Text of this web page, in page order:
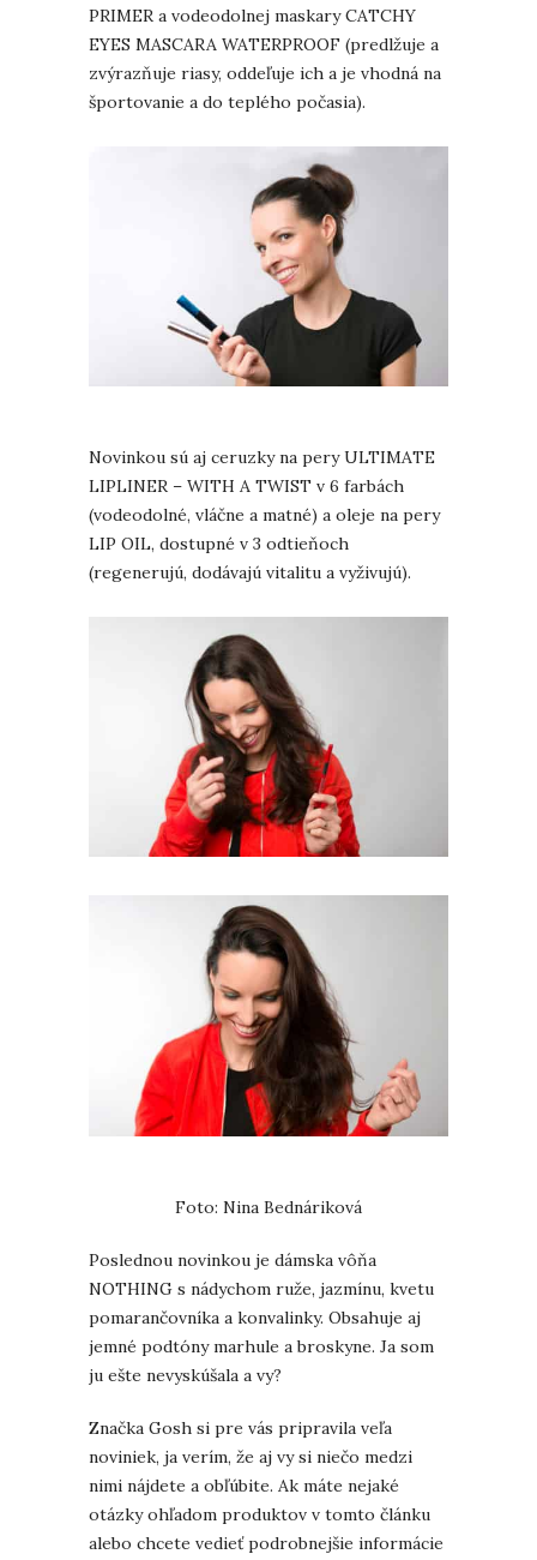
PRIMER a vodeodolnej maskary CATCHY
EYES MASCARA WATERPROOF (predlžuje a
zvýrazňuje riasy, oddeľuje ich a je vhodná na
športovanie a do teplého počasia).
Novinkou sú aj ceruzky na pery ULTIMATE
LIPLINER – WITH A TWIST v 6 farbách
(vodeodolné, vláčne a matné) a oleje na pery
LIP OIL, dostupné v 3 odtieňoch
(regenerujú, dodávajú vitalitu a vyživujú).
Foto: Nina Bednáriková
Poslednou novinkou je dámska vôňa
NOTHING s nádychom ruže, jazmínu, kvetu
pomarančovníka a konvalinky. Obsahuje aj
jemné podtóny marhule a broskyne. Ja som
ju ešte nevyskúšala a vy?
Značka Gosh si pre vás pripravila veľa
noviniek, ja verím, že aj vy si niečo medzi
nimi nájdete a obľúbite. Ak máte nejaké
otázky ohľadom produktov v tomto článku
alebo chcete vedieť podrobnejšie informácie